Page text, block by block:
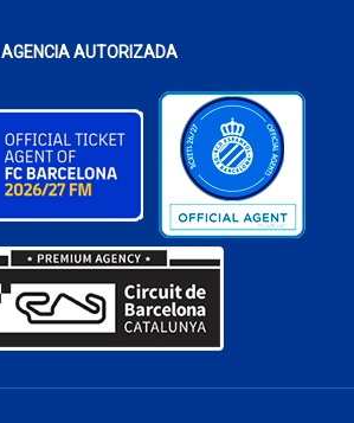
AGENCIA AUTORIZADA